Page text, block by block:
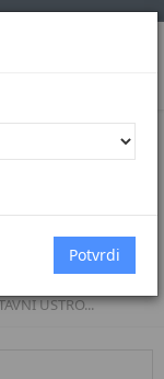
USTROJ
i
USTRO...